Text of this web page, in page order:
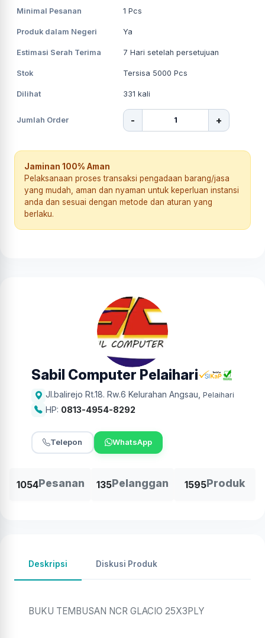
Minimal Pesanan 1 Pcs
Produk dalam Negeri Ya
Estimasi Serah Terima 7 Hari setelah persetujuan
Stok Tersisa 5000 Pcs
Dilihat 331 kali
Jumlah Order - +
Jaminan 100% Aman
Pelaksanaan proses transaksi pengadaan barang/jasa
yang mudah, aman dan nyaman untuk keperluan instansi
anda dan sesuai dengan metode dan aturan yang
berlaku.
Sabil Computer Pelaihari
Jl.balirejo Rt.18. Rw.6 Kelurahan Angsau Pelaihari
HP: 0813-4954-8292
Telepon WhatsApp
1054Pesanan 135Pelanggan 1595Produk
Deskripsi Diskusi Produk
BUKU TEMBUSAN NCR GLACIO 25X3PLY